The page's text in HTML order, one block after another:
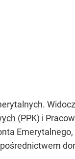
(PPK) i